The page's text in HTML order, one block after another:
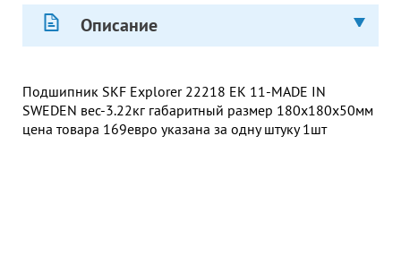
Описание
Подшипник SKF Explorer 22218 EK 11-MADE IN
SWEDEN вес-3.22кг габаритный размер 180х180х50мм
цена товара 169евро указана за одну штуку 1шт